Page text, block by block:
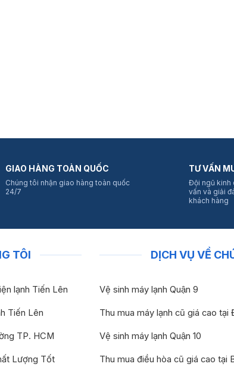
GIAO HÀNG TOÀN QUỐC
Chúng tôi nhận giao hàng toàn quốc
24/7
TƯ VẤN
Đội ngũ kinh
vấn và giải
khách hàng
TÔI
lạnh Tiến Lên
Tiến Lên
TP. HCM
Lượng Tốt
DỊCH VỤ VỀ
Vệ sinh máy lạnh Quận 9
Thu mua máy lạnh cũ giá cao tại
Vệ sinh máy lạnh Quận 10
Thu mua điều hòa cũ giá cao tại